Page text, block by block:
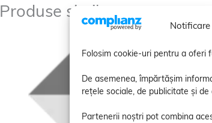
Folosim cookie-uri pentru a oferi
De asemenea, împărtășim
rețele sociale, de publicitate și de
Partenerii noștri pot combina
Produse similare